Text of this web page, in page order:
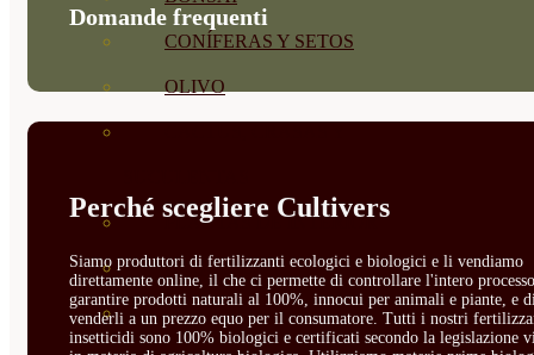
CONÍFERAS Y SETOS
OLIVO
PLANTAS DE INTERIOR
ORQUIDEAS
ORNAMENTALES
Domande frequenti
Perché scegliere Cultivers
Siamo produttori di fertilizzanti ecologici e biologici e li vendiamo
direttamente online, il che ci permette di controllare l'intero
garantire prodotti naturali al 100%, innocui per animali e piante, e
venderli a un prezzo equo per il consumatore. Tutti i nostri
insetticidi sono 100% biologici e certificati secondo la legislazione